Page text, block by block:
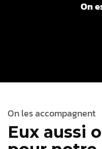
On
On les accompagnent
Eux aussi